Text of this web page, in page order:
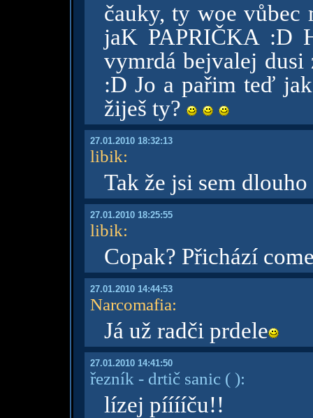
čauky, ty woe vůbec
jaK PAPRIČKA :D
vymrdá bejvalej
:D Jo a pařim teď
žiješ ty?
27.01.2010 18:32:13
libik:
Tak že jsi sem
27.01.2010 18:25:55
libik:
Copak? Přichází
27.01.2010 14:44:53
Narcomafia:
Já už radči prdele
27.01.2010 14:41:50
řezník - drtič sanic( ):
lízej pííííču!!